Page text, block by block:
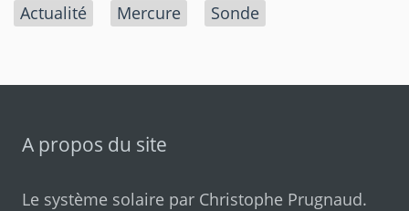
Actualité Mercure Sonde
A propos du site
Le système solaire par Christophe Prugnaud.